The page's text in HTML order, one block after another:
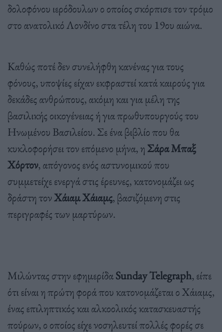
δολοφόνου ιερόδουλων ο οποίος σκόρπισε τον τρόμο
στο ανατολικό Λονδίνο στα τέλη του 19ου αιώνα.
Καθώς ποτέ δεν συνελήφθη κανένας για τους
φόνους, υποψίες είχαν εκφραστεί κατά καιρούς για
δεκάδες ανθρώπους, ακόμη και για μέλη της
βασιλικής οικογένειας ή για πρωθυπουργούς του
Ηνωμένου Βασιλείου. Σε ένα βιβλίο που θα
κυκλοφορήσει τον επόμενο μήνα, η Σάρα Μπαξ
Χόρτον, απόγονος ενός αστυνομικού που
συμμετείχε ενεργά στις έρευνες, κατονομάζει ως
δράστη τονΧάιαμ Χάιαμς, βασιζόμενη στις
περιγραφές των μαρτύρων.
Μιλώντας στην εφημερίδαSunday Telegraph, είπε
ότι είναι η πρώτη φορά που κατονομάζεται ο Χάιαμς,
ένας επιληπτικός και αλκοολικός κατασκευαστής
πούρων, ο οποίος είχε νοσηλευτεί πολλές φορές σε